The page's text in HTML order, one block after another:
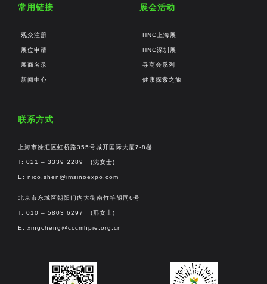
常用链接
观众注册
展位申请
展商名录
新闻中心
展会活动
HNC上海展
HNC深圳展
寻商会系列
健康探索之旅
联系方式
上海市徐汇区虹桥路355号城开国际大厦7-8楼
T: 021 – 3339 2289 (沈女士)
E: nico.shen@imsinoexpo.com
北京市东城区朝阳门内大街南竹竿胡同6号
T: 010 – 5803 6297 (邢女士)
E: xingcheng@cccmhpie.org.cn